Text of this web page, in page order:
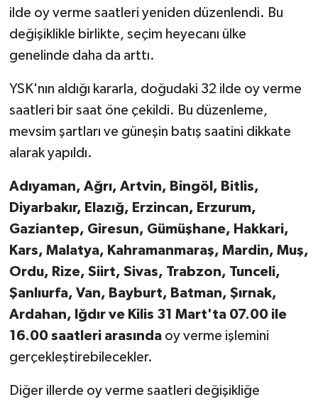
ilde oy verme saatleri yeniden düzenlendi. Bu
değişiklikle birlikte, seçim heyecanı ülke
genelinde daha da arttı.
YSK'nın aldığı kararla, doğudaki 32 ilde oy verme
saatleri bir saat öne çekildi. Bu düzenleme,
mevsim şartları ve güneşin batış saatini dikkate
alarak yapıldı.
Adıyaman, Ağrı, Artvin, Bingöl, Bitlis,
Diyarbakır, Elazığ, Erzincan, Erzurum,
Gaziantep, Giresun, Gümüşhane, Hakkari,
Kars, Malatya, Kahramanmaraş, Mardin, Muş,
Ordu, Rize, Siirt, Sivas, Trabzon, Tunceli,
Şanlıurfa, Van, Bayburt, Batman, Şırnak,
Ardahan, Iğdır ve Kilis 31 Mart'ta 07.00 ile
16.00 saatleri arasındaoy verme işlemini
gerçekleştirebilecekler.
Diğer illerde oy verme saatleri değişikliğe
BİLİMNET
SİVİL TOPLUM
SEÇİM 2014
KİM KİMDİR
ÇEK GÖNDER
KİTAP
HEDEF2020
OTOMOBİL
MİZAH